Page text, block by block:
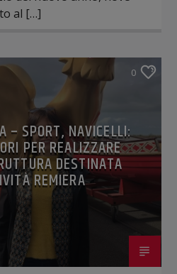
al […]
0
– SPORT, NAVICELLI:
PER REALIZZARE
DESTINATA
REMIERA